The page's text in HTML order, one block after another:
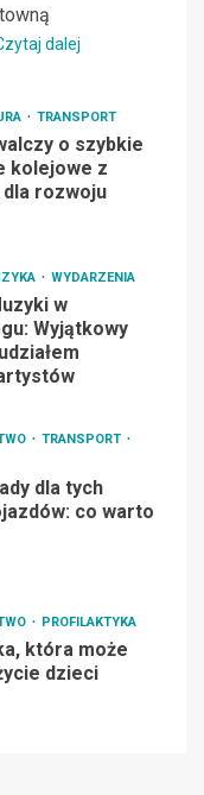
dalej
TRANSPORT
o szybkie
kolejowe z
rozwoju
WYDARZENIA
w
Wyjątkowy
TRANSPORT
dla tych
co warto
PROFILAKTYKA
która może
dzieci